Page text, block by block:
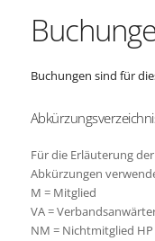
Buchungen sind für
Für die Erläuterung
Abkürzungen
M = Mitglied
VA =
NM = Nichtmitglied HP